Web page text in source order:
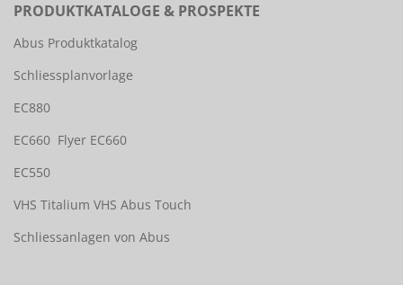
PRODUKTKATALOGE & PROSPEKTE
Abus Produktkatalog
Schliessplanvorlage
EC880
EC660 Flyer EC660
EC550
VHS Titalium VHS Abus Touch
Schliessanlagen von Abus